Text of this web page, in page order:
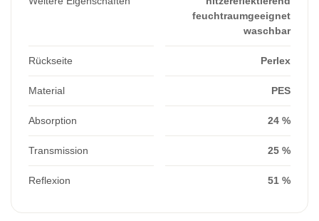
feuchtraumgeeignet
waschbar
Rückseite Perlex
Material PES
Absorption 24 %
Transmission 25 %
Reflexion 51 %